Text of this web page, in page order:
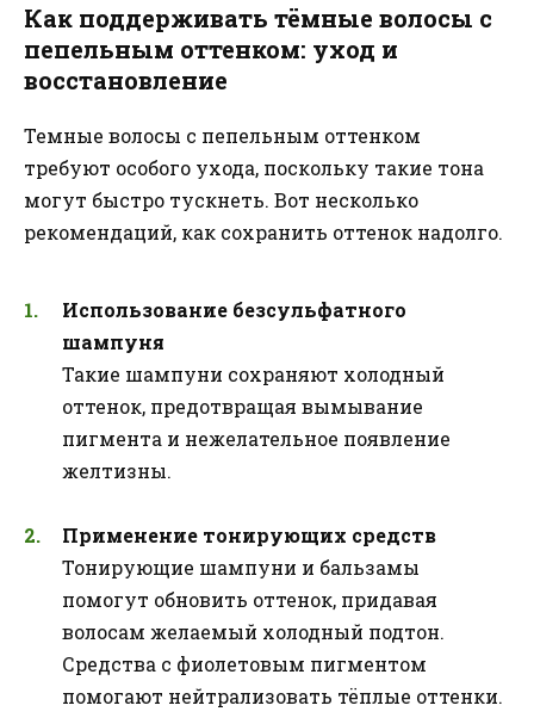
Как поддерживать тёмные волосы с
пепельным оттенком: уход и
восстановление
Темные волосы с пепельным оттенком
требуют особого ухода, поскольку такие тона
могут быстро тускнеть. Вот несколько
рекомендаций, как сохранить оттенок надолго.
Использование безсульфатного
шампуня
Такие шампуни сохраняют холодный
оттенок, предотвращая вымывание
пигмента и нежелательное появление
желтизны.
Применение тонирующих средств
Тонирующие шампуни и бальзамы
помогут обновить оттенок, придавая
волосам желаемый холодный подтон.
Средства с фиолетовым пигментом
помогают нейтрализовать тёплые оттенки.